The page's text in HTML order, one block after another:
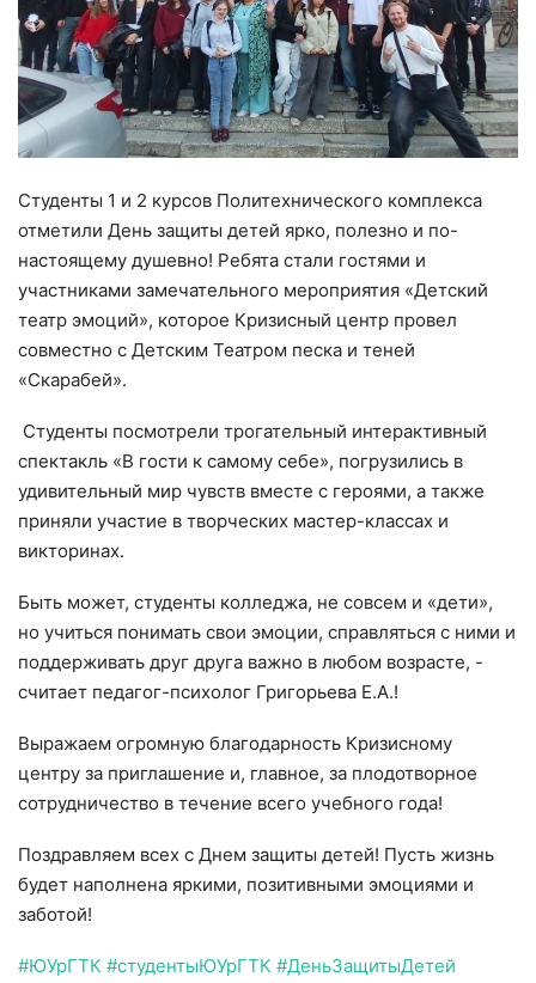
НОВОСТИ КОЛЛЕДЖ TV
КОЛЛЕДЖ ДЕНЬ ЗА ДНЕМ
ГОСТЬ В СТУДИИ
Фотогалерея
ГОРОДСКИЕ НОВОСТИ
РОССИЙСКИЕ КАНАЛЫ
Колледж - FM
ОБРАЗОВАНИЕ
КИНО
СПОРТ
Погода
ЗДОРОВЬЕ
Студенты 1 и 2 курсов Политехнического комплекса
отметили День защиты детей ярко, полезно и по-
настоящему душевно! Ребята стали гостями и
участниками замечательного мероприятия «Детский
театр эмоций», которое Кризисный центр провел
совместно с Детским Театром песка и теней
«Скарабей».
Студенты посмотрели трогательный интерактивный
спектакль «В гости к самому себе», погрузились в
удивительный мир чувств вместе с героями, а также
приняли участие в творческих мастер-классах и
викторинах.
Быть может, студенты колледжа, не совсем и «дети»,
но учиться понимать свои эмоции, справляться с ними и
поддерживать друг друга важно в любом возрасте, -
считает педагог-психолог Григорьева Е.А.!
Выражаем огромную благодарность Кризисному
центру за приглашение и, главное, за плодотворное
сотрудничество в течение всего учебного года!
Поздравляем всех с Днем защиты детей! Пусть жизнь
будет наполнена яркими, позитивными эмоциями и
заботой!
#ЮУрГТК #студентыЮУрГТК #ДеньЗащитыДетей